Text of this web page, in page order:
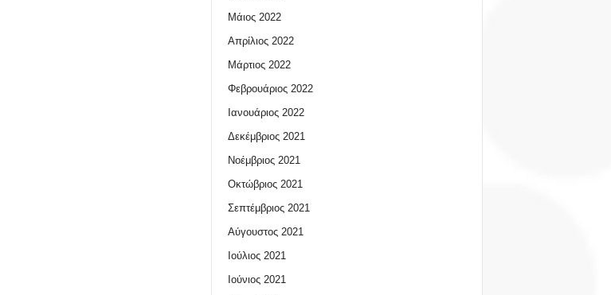
Μάιος 2022
Απρίλιος 2022
Μάρτιος 2022
Φεβρουάριος 2022
Ιανουάριος 2022
Δεκέμβριος 2021
Νοέμβριος 2021
Οκτώβριος 2021
Σεπτέμβριος 2021
Αύγουστος 2021
Ιούλιος 2021
Ιούνιος 2021